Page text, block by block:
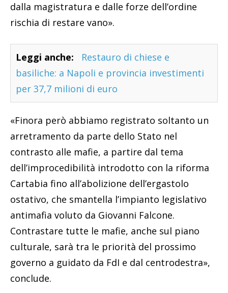
dalla magistratura e dalle forze dell’ordine
rischia di restare vano».
Leggi anche:
Restauro di chiese e
basiliche: a Napoli e provincia investimenti
per 37,7 milioni di euro
«Finora però abbiamo registrato soltanto un
arretramento da parte dello Stato nel
contrasto alle mafie, a partire dal tema
dell’improcedibilità introdotto con la riforma
Cartabia fino all’abolizione dell’ergastolo
ostativo, che smantella l’impianto legislativo
antimafia voluto da Giovanni Falcone.
Contrastare tutte le mafie, anche sul piano
culturale, sarà tra le priorità del prossimo
governo a guidato da FdI e dal centrodestra»,
conclude.